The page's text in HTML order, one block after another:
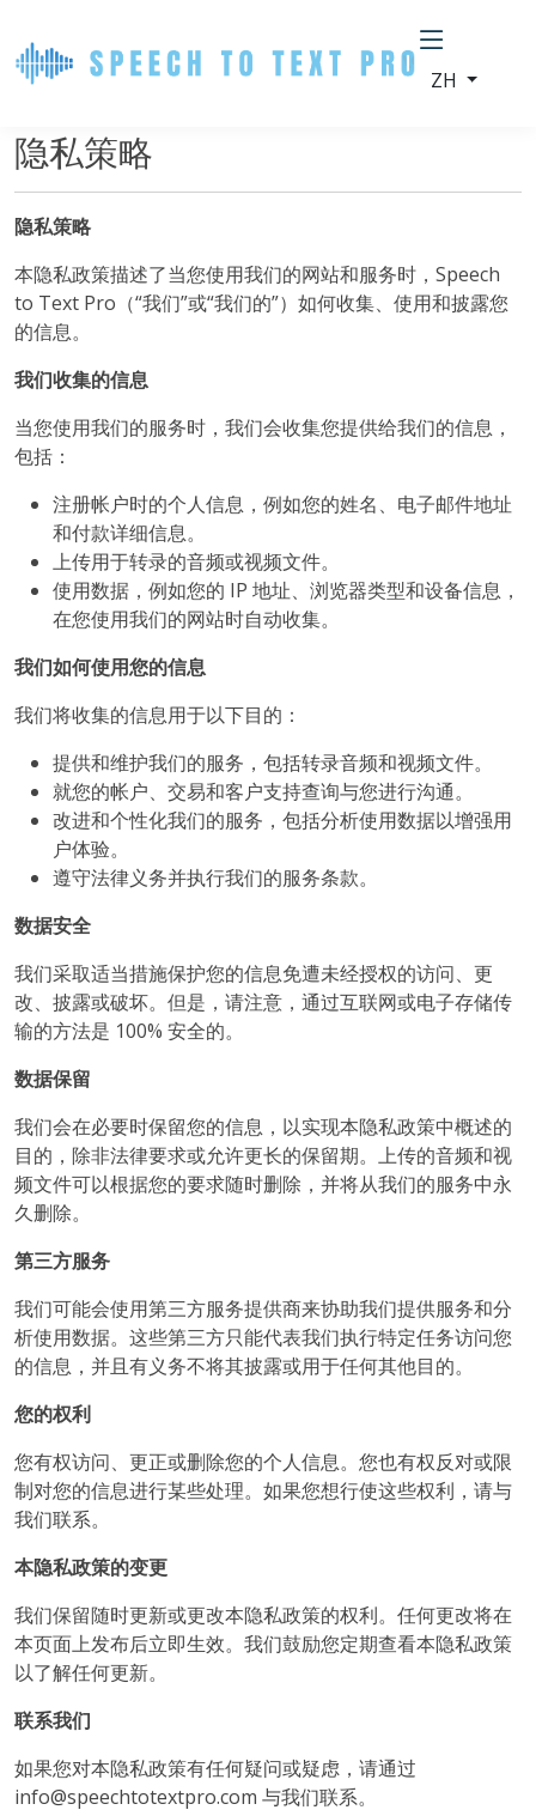
ZH
隐私策略
隐私策略
本隐私政策描述了当您使用我们的网站和服务时，Speech
to Text Pro（“我们”或“我们的”）如何收集、使用和披露您
的信息。
我们收集的信息
当您使用我们的服务时，我们会收集您提供给我们的信息，
包括：
注册帐户时的个人信息，例如您的姓名、电子邮件地址
和付款详细信息。
上传用于转录的音频或视频文件。
使用数据，例如您的 IP 地址、浏览器类型和设备信息，
在您使用我们的网站时自动收集。
我们如何使用您的信息
我们将收集的信息用于以下目的：
提供和维护我们的服务，包括转录音频和视频文件。
就您的帐户、交易和客户支持查询与您进行沟通。
改进和个性化我们的服务，包括分析使用数据以增强用
户体验。
遵守法律义务并执行我们的服务条款。
数据安全
我们采取适当措施保护您的信息免遭未经授权的访问、更
改、披露或破坏。但是，请注意，通过互联网或电子存储传
输的方法是 100% 安全的。
数据保留
我们会在必要时保留您的信息，以实现本隐私政策中概述的
目的，除非法律要求或允许更长的保留期。上传的音频和视
频文件可以根据您的要求随时删除，并将从我们的服务中永
久删除。
第三方服务
我们可能会使用第三方服务提供商来协助我们提供服务和分
析使用数据。这些第三方只能代表我们执行特定任务访问您
的信息，并且有义务不将其披露或用于任何其他目的。
您的权利
您有权访问、更正或删除您的个人信息。您也有权反对或限
制对您的信息进行某些处理。如果您想行使这些权利，请与
我们联系。
本隐私政策的变更
我们保留随时更新或更改本隐私政策的权利。任何更改将在
本页面上发布后立即生效。我们鼓励您定期查看本隐私政策
以了解任何更新。
联系我们
如果您对本隐私政策有任何疑问或疑虑，请通过
info@speechtotextpro.com 与我们联系。